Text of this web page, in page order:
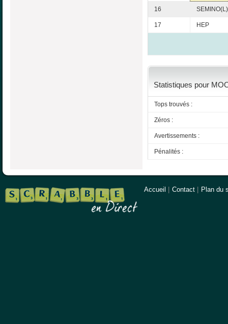
16
17 HEP
Statistiques pour
Tops trouvés :
Zéros :
Avertissements :
Pénalités :
Accueil Contact Plan du